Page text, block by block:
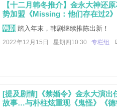
【十二月韩冬推介】金永大神还
势加盟《Missing：他们存在过2》
韩剧 踏入年末，韩剧继续推陈出新！
2022年12月15日 星期四10:30 专栏组
[提及剧情]《禁婚令》金永大演出
故事…与朴柱炫重现《鬼怪》《德